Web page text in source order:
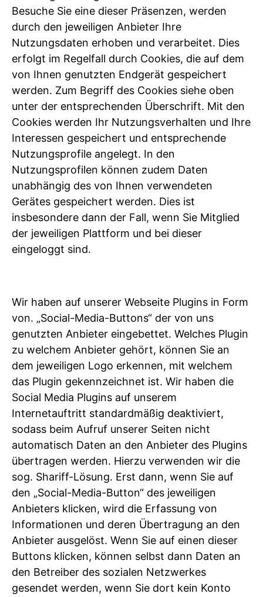
Besuche Sie eine dieser Präsenzen, werden
durch den jeweiligen Anbieter Ihre
Nutzungsdaten erhoben und verarbeitet. Dies
erfolgt im Regelfall durch Cookies, die auf dem
von Ihnen genutzten Endgerät gespeichert
werden. Zum Begriff des Cookies siehe oben
unter der entsprechenden Überschrift. Mit den
Cookies werden Ihr Nutzungsverhalten und Ihre
Interessen gespeichert und entsprechende
Nutzungsprofile angelegt. In den
Nutzungsprofilen können zudem Daten
unabhängig des von Ihnen verwendeten
Gerätes gespeichert werden. Dies ist
insbesondere dann der Fall, wenn Sie Mitglied
der jeweiligen Plattform und bei dieser
eingeloggt sind.
Wir haben auf unserer Webseite Plugins in Form
von. „Social-Media-Buttons“ der von uns
genutzten Anbieter eingebettet. Welches Plugin
zu welchem Anbieter gehört, können Sie an
dem jeweiligen Logo erkennen, mit welchem
das Plugin gekennzeichnet ist. Wir haben die
Social Media Plugins auf unserem
Internetauftritt standardmäßig deaktiviert,
sodass beim Aufruf unserer Seiten nicht
automatisch Daten an den Anbieter des Plugins
übertragen werden. Hierzu verwenden wir die
sog. Shariff-Lösung. Erst dann, wenn Sie auf
den „Social-Media-Button“ des jeweiligen
Anbieters klicken, wird die Erfassung von
Informationen und deren Übertragung an den
Anbieter ausgelöst. Wenn Sie auf einen dieser
Buttons klicken, können selbst dann Daten an
den Betreiber des sozialen Netzwerkes
gesendet werden, wenn Sie dort kein Konto